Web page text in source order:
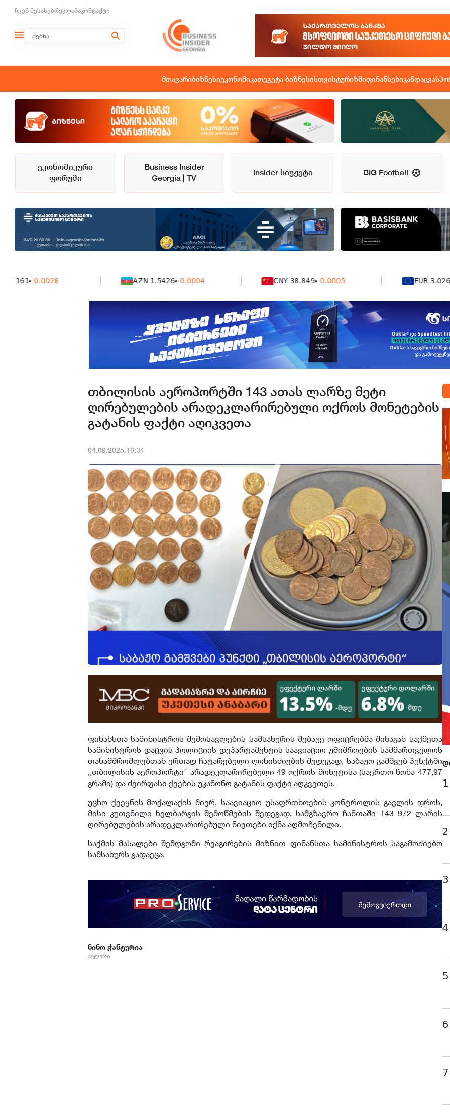
ჩვენ შესახებრეკლამაკონტაქტი
მთავარიბიზნესიეკონომიკათეგეტა ბიზნესისთვისტურიზმიფინანსებიჯანდაცვა
ეკონომიკური
ფორუმი
Business Insider
Georgia | TV
Insider სიუჟეტი BIG Football
-0.0028 AZN 1.5426 -0.0004 CNY 38.849 -0.0005 EUR 3.0264
თბილისის აეროპორტში 143 ათას ლარზე მეტი
ღირებულების არადეკლარირებული ოქროს მონეტების
გატანის ფაქტი აღიკვეთა
04.09.2025.10:34
ფინანსთა სამინისტროს შემოსავლების სამსახურის მებაჟე ოფიცრებმა შინაგან საქმეთა
სამინისტროს დაცვის პოლიციის დეპარტამენტის საავიაციო უშიშროების სამმართველოს
თანამშრომლებთან ერთად ჩატარებული ღონისძიების შედეგად, საბაჟო გამშვებ პუნქტში
,,თბილისის აეროპორტი" არადეკლარირებული 49 ოქროს მონეტისა (საერთო წონა 477,97
გრამი) და ძვირფასი ქვების უკანონო გატანის ფაქტი აღკვეთეს.
უცხო ქვეყნის მოქალაქის მიერ, საავიაციო უსაფრთხოების კონტროლის გავლის დროს,
მისი კუთვნილი ხელბარგის შემოწმების შედეგად, სამგზავრო ჩანთაში 143 972 ლარის
ღირებულების არადეკლარირებული ნივთები იქნა აღმოჩენილი.
საქმის მასალები შემდგომი რეაგირების მიზნით ფინანსთა სამინისტროს საგამოძიებო
სამსახურს გადაეცა.
ნინო ჭანტურია
ავტორი
1
2
3
4
5
6
7